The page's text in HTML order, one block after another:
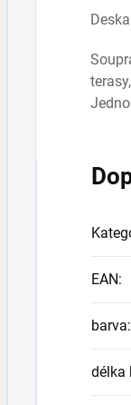
EAN:
barva:
délka